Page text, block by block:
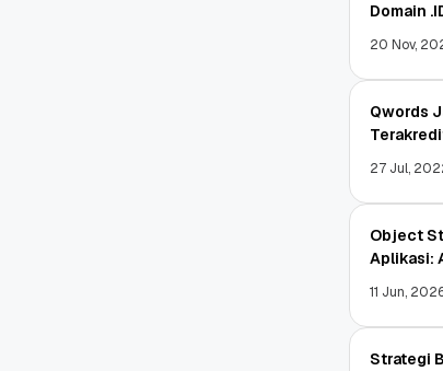
Domain
20 Nov,
Qwords
27 Jul,
Object
Aplikasi:
11 Jun,
Strategi